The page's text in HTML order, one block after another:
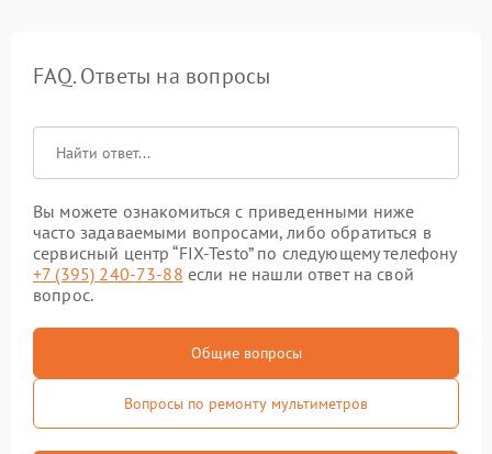
FAQ. Ответы на вопросы
Вы можете ознакомиться с приведенными ниже
часто задаваемыми вопросами, либо обратиться в
сервисный центр “FIX-Testo” по следующему телефону
+7 (395) 240-73-88 если не нашли ответ на свой
вопрос.
Общие вопросы
Вопросы по ремонту мультиметров